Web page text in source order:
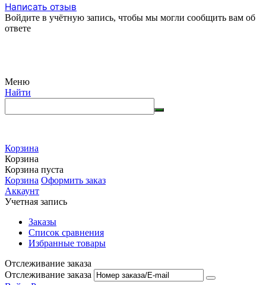
Написать отзыв
Войдите в учётную запись, чтобы мы могли сообщить вам об
ответе
Меню
Найти
Корзина
Корзина
Корзина пуста
Корзина Оформить заказ
Аккаунт
Учетная запись
Заказы
Список сравнения
Избранные товары
Отслеживание заказа
Отслеживание заказа